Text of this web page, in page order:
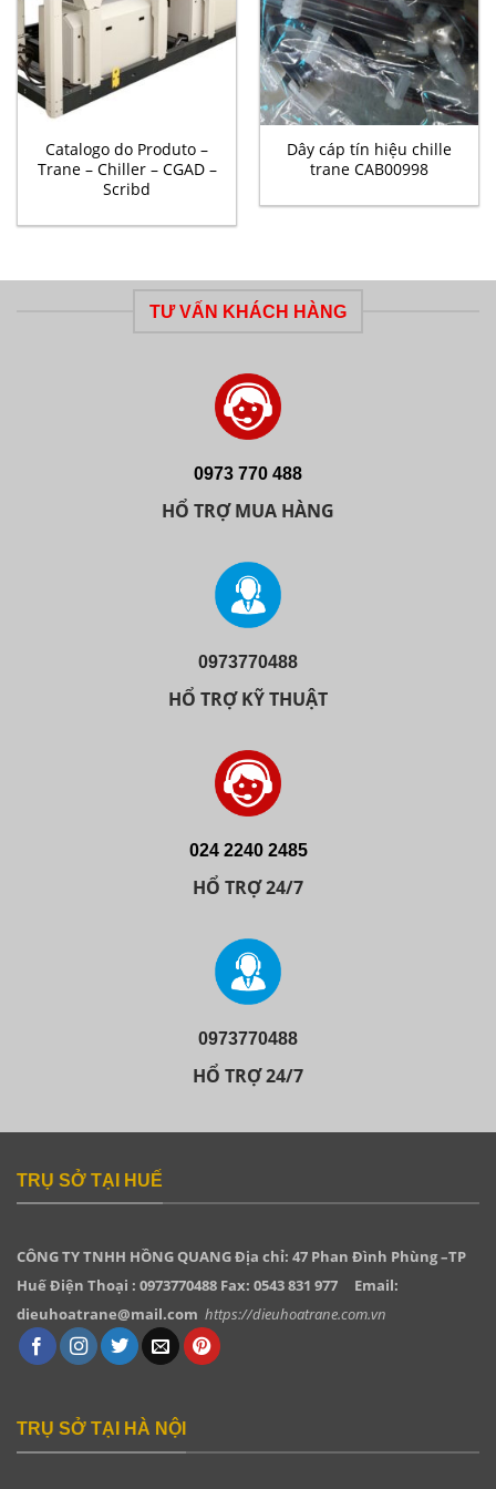
Catalogo do Produto –
Trane – Chiller – CGAD –
Scribd
Dây cáp tín hiệu chille
trane CAB00998
TƯ VẤN KHÁCH HÀNG
0973 770 488
HỔ TRỢ MUA HÀNG
0973770488
HỔ TRỢ KỸ THUẬT
024 2240 2485
HỔ TRỢ 24/7
0973770488
HỔ TRỢ 24/7
TRỤ SỞ TẠI HUẾ
CÔNG TY TNHH HỒNG QUANGĐịa chỉ: 47 Phan Đình Phùng –TP
Huế Điện Thoại : 0973770488 Fax: 0543 831 977
Email:
dieuhoatrane@mail.com https://dieuhoatrane.com.vn
TRỤ SỞ TẠI HÀ NỘI